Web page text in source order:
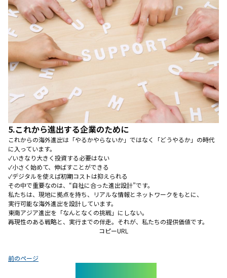
5.これから進出する企業のために
これからの海外進出は「やるかやらないか」ではなく「どうやるか」の時代
に入っています。
✓いきなり大きく投資する必要はない
✓小さく始めて、伸ばすことができる
✓デジタルを使えば初期コストは抑えられる
その中で重要なのは、“自社に合った進出設計”です。
私たちは、現地に拠点を持ち、リアルな情報とネットワークをもとに、
実行可能な海外進出を設計しています。
東南アジア進出を「なんとなくの挑戦」にしない。
再現性のある戦略と、実行までの伴走。それが、私たちの提供価値です。
コピーURL
投
前のページ